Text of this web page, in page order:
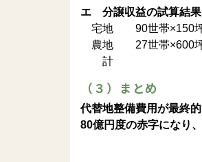
エ 分譲収益の試算結果
宅地 90世帯×150
農地 27世帯×600坪
計 約
（３）まとめ
代替地整備費用が最終
80億円度の赤字になり